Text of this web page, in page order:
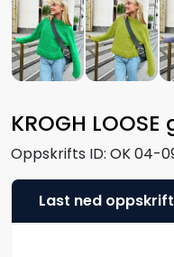
KROGH
Oppskrifts ID: OK 04-
Last ned oppskrift